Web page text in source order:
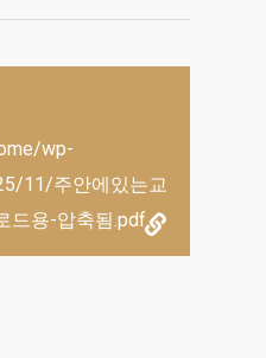
wp-
11/주안에있는교
드용-압축됨.pdf